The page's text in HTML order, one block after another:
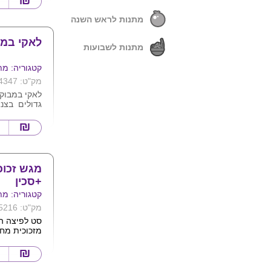
מתנות לראש השנה
מתנות לשבועות
יחידה .
לאקי
קטגוריה:
מק"ט: 4347
גדולים
הלאקי
הלקוח.
הקימים.
מגש
+סכין
קטגוריה:
מק"ט: 5216
סט לפיצה
מזכוכית